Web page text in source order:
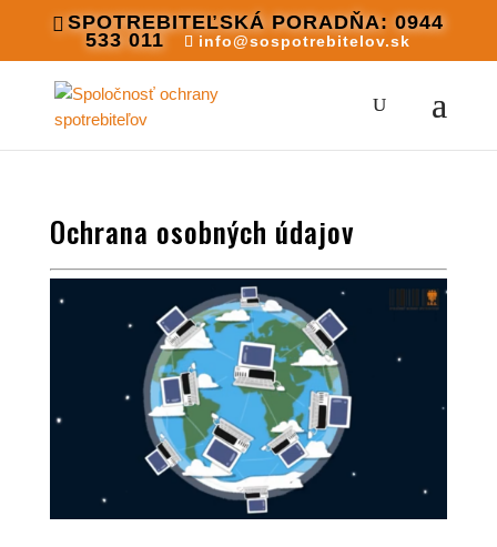
SPOTREBITEĽSKÁ PORADŇA: 0944
533 011
info@sospotrebitelov.sk
Ochrana osobných údajov